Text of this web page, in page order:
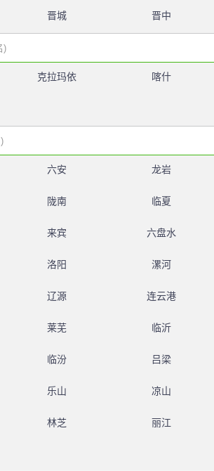
晋城 晋中
)
克拉玛依 喀什
六安 龙岩
陇南 临夏
来宾 六盘水
洛阳 漯河
辽源 连云港
莱芜 临沂
临汾 吕梁
乐山 凉山
林芝 丽江